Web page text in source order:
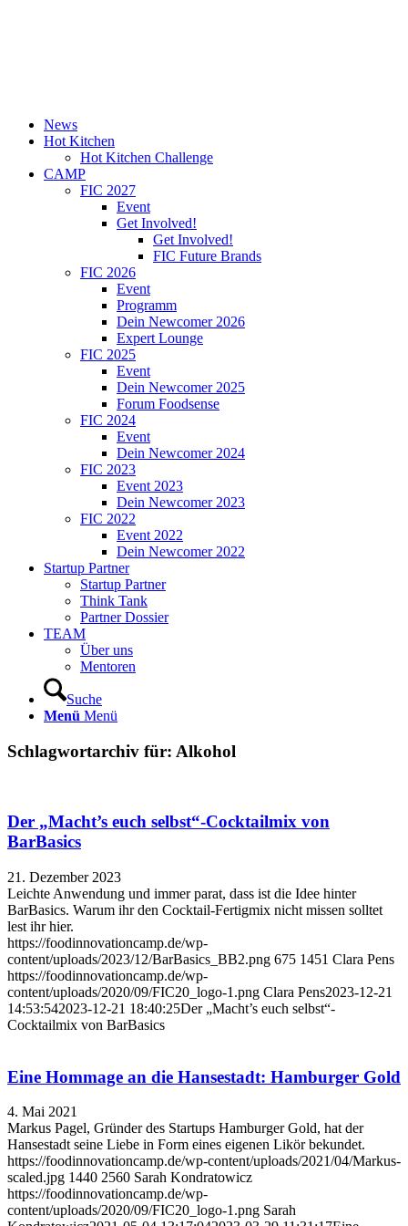
News
Hot Kitchen
Hot Kitchen Challenge
CAMP
FIC 2027
Event
Get Involved!
Get Involved!
FIC Future Brands
FIC 2026
Event
Programm
Dein Newcomer 2026
Expert Lounge
FIC 2025
Event
Dein Newcomer 2025
Forum Foodsense
FIC 2024
Event
Dein Newcomer 2024
FIC 2023
Event 2023
Dein Newcomer 2023
FIC 2022
Event 2022
Dein Newcomer 2022
Startup Partner
Startup Partner
Think Tank
Partner Dossier
TEAM
Über uns
Mentoren
Suche
Menü Menü
Schlagwortarchiv für: Alkohol
Der „Macht’s euch selbst“-Cocktailmix von
BarBasics
21. Dezember 2023
Leichte Anwendung und immer parat, dass ist die Idee hinter
BarBasics. Warum ihr den Cocktail-Fertigmix nicht missen solltet
lest ihr hier.
https://foodinnovationcamp.de/wp-
content/uploads/2023/12/BarBasics_BB2.png 675 1451 Clara Pens
https://foodinnovationcamp.de/wp-
content/uploads/2020/09/FIC20_logo-1.png Clara Pens2023-12-21
14:53:542023-12-21 18:40:25Der „Macht’s euch selbst“-
Cocktailmix von BarBasics
Eine Hommage an die Hansestadt: Hamburger Gold
4. Mai 2021
Markus Pagel, Gründer des Startups Hamburger Gold, hat der
Hansestadt seine Liebe in Form eines eigenen Likör bekundet.
https://foodinnovationcamp.de/wp-content/uploads/2021/04/Markus-
scaled.jpg 1440 2560 Sarah Kondratowicz
https://foodinnovationcamp.de/wp-
content/uploads/2020/09/FIC20_logo-1.png Sarah